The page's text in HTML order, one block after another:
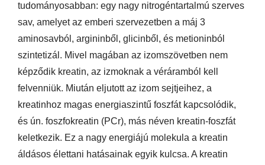
tudományosabban: egy nagy nitrogéntartalmú szerves
sav, amelyet az emberi szervezetben a máj 3
aminosavból, argininből, glicinből, és metioninból
szintetizál. Mivel magában az izomszövetben nem
képződik kreatin, az izmoknak a véráramból kell
felvenniük. Miután eljutott az izom sejtjeihez, a
kreatinhoz magas energiaszintű foszfát kapcsolódik,
és ún. foszfokreatin (PCr), más néven kreatin-foszfát
keletkezik. Ez a nagy energiájú molekula a kreatin
áldásos élettani hatásainak egyik kulcsa. A kreatin